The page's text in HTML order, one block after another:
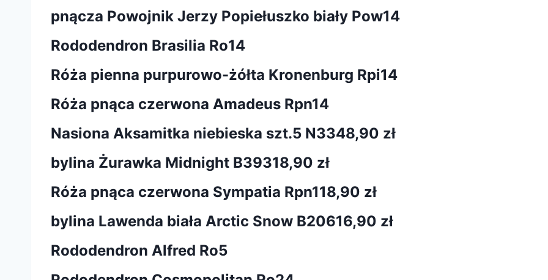
pnącza Powojnik Jerzy Popiełuszko biały Pow14
Rododendron Brasilia Ro14
Róża pienna purpurowo-żółta Kronenburg Rpi14
Róża pnąca czerwona Amadeus Rpn14
Nasiona Aksamitka niebieska szt.5 N3348,90 zł
bylina Żurawka Midnight B39318,90 zł
Róża pnąca czerwona Sympatia Rpn118,90 zł
bylina Lawenda biała Arctic Snow B20616,90 zł
Rododendron Alfred Ro5